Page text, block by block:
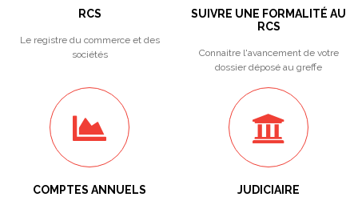
RCS
Le registre du commerce et des
sociétés
SUIVRE UNE FORMALITÉ AU
RCS
Connaitre l'avancement de votre
dossier déposé au greffe
COMPTES ANNUELS JUDICIAIRE